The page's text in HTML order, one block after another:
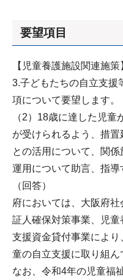
要望項目
【児童養護施設関連施策
3.子どもたちの自立支援
項について要望します。
（2）18歳に達した児
が受けられるよう、措
との活用について、関係
運用について助言、指導
（回答）
府においては、大阪府
証人確保対策事業、児
支援資金貸付事業によ
童の自立支援に取り組ん
なお、令和4年の児童福